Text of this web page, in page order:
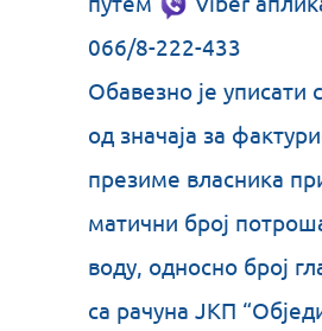
066/8-222-433
Обавезно је уписати
од значаја за
презиме власника
матични број
воду, односно број
са рачуна ЈКП